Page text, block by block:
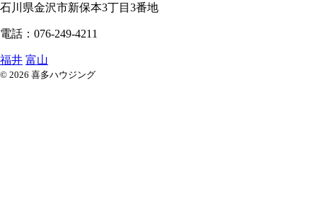
石川県金沢市新保本3丁目3番地
電話：076-249-4211
福井 富山
© 2026 喜多ハウジング